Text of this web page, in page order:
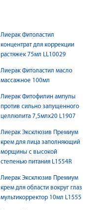
Лиерак Фитоластил
концентрат для коррекции
растяжек 75мл LL10029
Лиерак Фитоластил масло
массажное 100мл
Лиерак Фитофилин ампулы
против сильно запущенного
целлюлита 7,5млх20 L1907
Лиерак Эксклюзив Премиум
крем для лица заполняющий
морщины с высокой
степенью питания L1554R
Лиерак Эксклюзив Премиум
крем для области вокруг глаз
мультикорректор 10мл L1555